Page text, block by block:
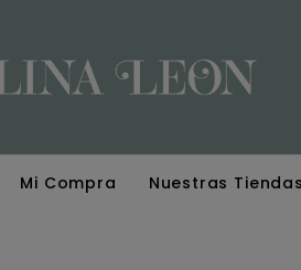
Mi Compra Nuestras Tiendas